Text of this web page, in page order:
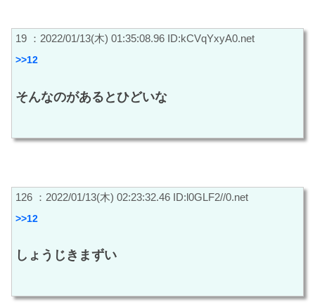
19 ：2022/01/13(木) 01:35:08.96 ID:kCVqYxyA0.net
>>12
そんなのがあるとひどいな
126 ：2022/01/13(木) 02:23:32.46 ID:l0GLF2//0.net
>>12
しょうじきまずい